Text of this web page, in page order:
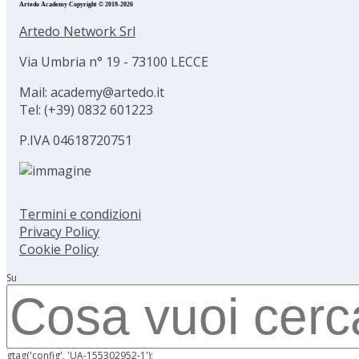
Artedo Academy Copyright © 2019-2026
Artedo Network Srl
Via Umbria n° 19 - 73100 LECCE
Mail: academy@artedo.it
Tel: (+39) 0832 601223
P.IVA 04618720751
Termini e condizioni
Privacy Policy
Cookie Policy
Su
gtag('config', 'UA-155302952-1');